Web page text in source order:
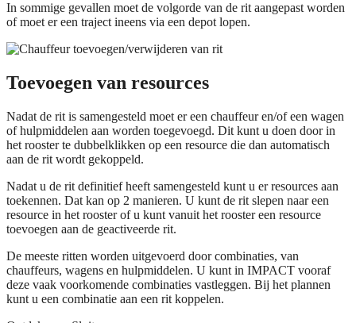
In sommige gevallen moet de volgorde van de rit aangepast worden
of moet er een traject ineens via een depot lopen.
Toevoegen van resources
Nadat de rit is samengesteld moet er een chauffeur en/of een wagen
of hulpmiddelen aan worden toegevoegd. Dit kunt u doen door in
het rooster te dubbelklikken op een resource die dan automatisch
aan de rit wordt gekoppeld.
Nadat u de rit definitief heeft samengesteld kunt u er resources aan
toekennen. Dat kan op 2 manieren. U kunt de rit slepen naar een
resource in het rooster of u kunt vanuit het rooster een resource
toevoegen aan de geactiveerde rit.
De meeste ritten worden uitgevoerd door combinaties, van
chauffeurs, wagens en hulpmiddelen. U kunt in IMPACT vooraf
deze vaak voorkomende combinaties vastleggen. Bij het plannen
kunt u een combinatie aan een rit koppelen.